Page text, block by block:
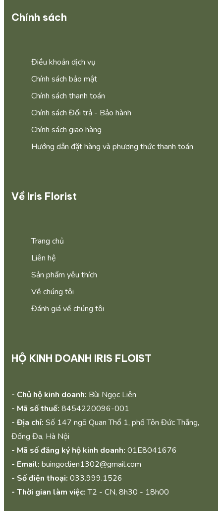
Chính sách
Điều khoản dịch vụ
Chính sách bảo mật
Chính sách thanh toán
Chính sách Đổi trả - Bảo hành
Chính sách giao hàng
Hướng dẫn đặt hàng và phương thức thanh toán
Về Iris Florist
Trang chủ
Liên hệ
Sản phẩm yêu thích
Về chúng tôi
Đánh giá về chúng tôi
HỘ KINH DOANH IRIS FLOIST
- Chủ hộ kinh doanh: Bùi Ngọc Liên
- Mã số thuế: 8454220096-001
- Địa chỉ: Số 147 ngõ Quan Thổ 1, phố Tôn Đức Thắng,
Đống Đa, Hà Nội
- Mã số đăng ký hộ kinh doanh: 01E8041676
- Email: buingoclien1302@gmail.com
- Số điện thoại: 033.999.1526
- Thời gian làm việc:T2 - CN, 8h30 - 18h00